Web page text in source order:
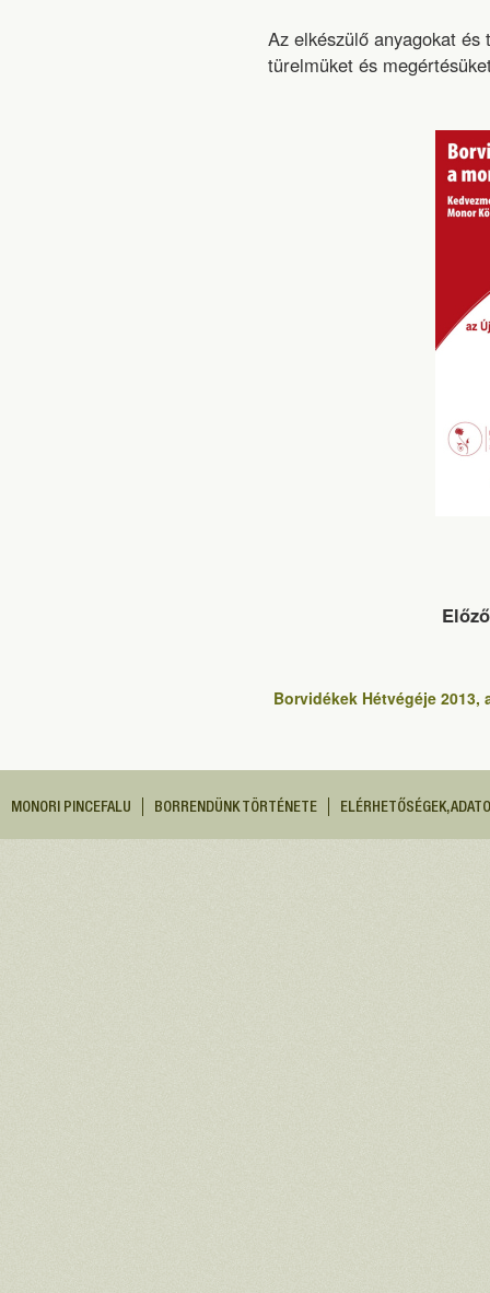
Az elkészülő anyagokat
türelmüket és
Borvidékek Hétvégéje
MONORI PINCEFALU BORRENDÜNK TÖRTÉNETE ELÉRHETŐSÉGEK,